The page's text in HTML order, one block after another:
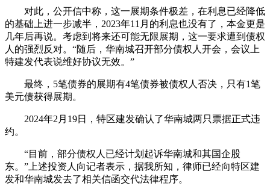
对此，公开信中称，这一展期条件极差，在利息已经降低
的基础上进一步减半，2023年11月的利息也没有了，本金更是
几年后再说。考虑到将来还可能无限展期，这一要求遭到债权
人的强烈反对。“随后，华南城召开部分债权人开会，会议上
特建发代表说维好协议无效。”
最终，5笔债券的展期有4笔债券被债权人否决，只有1笔
美元债获得展期。
2024年2月19日，特区建发确认了华南城两只票据正式违
约。
“目前，部分债权人已经计划起诉华南城和其国企股
东。”上述投资人向记者表示，据我所知，律师已经向特区建
发和华南城发去了相关信函交代法律程序。